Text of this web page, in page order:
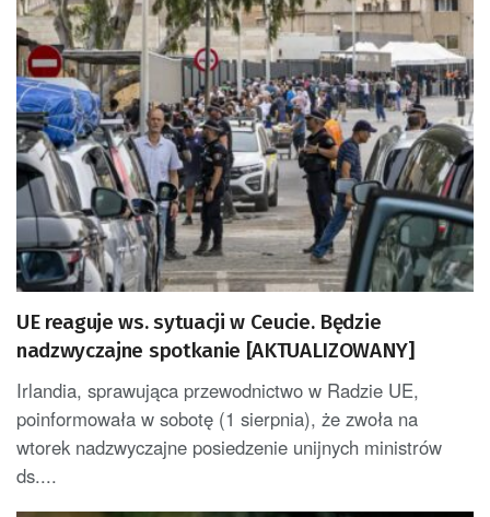
UE reaguje ws. sytuacji w Ceucie. Będzie
nadzwyczajne spotkanie [AKTUALIZOWANY]
Irlandia, sprawująca przewodnictwo w Radzie UE,
poinformowała w sobotę (1 sierpnia), że zwoła na
wtorek nadzwyczajne posiedzenie unijnych ministrów
ds....